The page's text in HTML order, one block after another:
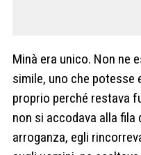
Minà era unico. Non ne
simile, uno che potesse
proprio perché restava
non si accodava alla
arroganza, egli